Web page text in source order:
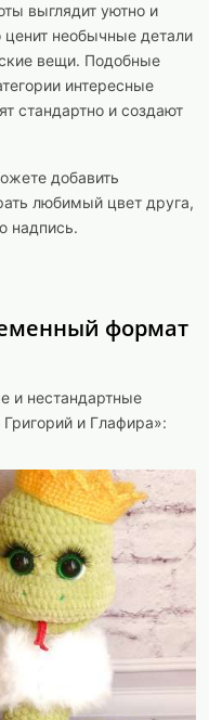
выглядит уютно и
необычные детали
вещи. Подобные
интересные
стандартно и создают
добавить
любимый цвет друга,
надпись.
формат
и нестандартные
и Глафира»: